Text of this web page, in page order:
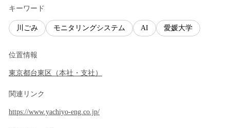
キーワード
川ごみ モニタリングシステム AI 愛媛大学
位置情報
東京都台東区 （本社・支社 ）
関連リンク
https://www.yachiyo-eng.co.jp/